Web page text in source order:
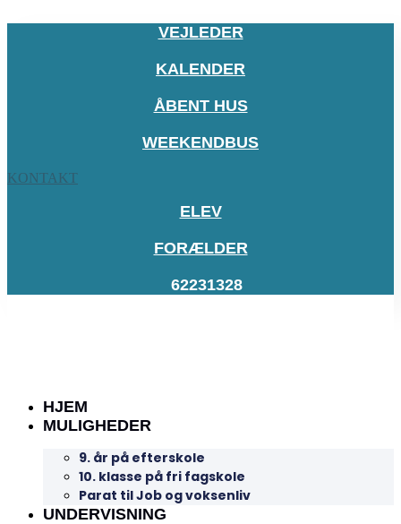
VEJLEDER
KALENDER
ÅBENT HUS
WEEKENDBUS
KONTAKT
ELEV
FORÆLDER
62231328
HJEM
MULIGHEDER
9. år på efterskole
10. klasse på fri fagskole
Parat til Job og voksenliv
UNDERVISNING